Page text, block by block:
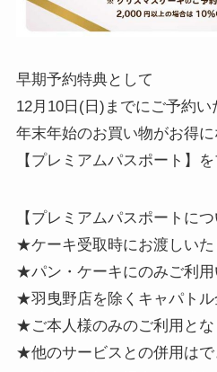
早期予約特典として
12月10日(日)までにご予約い
年末年始のお買い物がお得に
【プレミアムパスポート】
【プレミアムパスポートにつ
★ケーキ受取時にお渡しいた
★パン・ケーキにのみご利用
★羽曳野店を除くキャパト
★ご本人様のみのご利用とな
★他のサービスとの併用はで